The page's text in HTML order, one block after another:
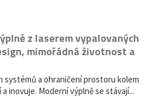
z laserem vypalovaných
mimořádná životnost a
systémů a ohraničení prostoru kolem
inovuje. Moderní výplně se stávají...